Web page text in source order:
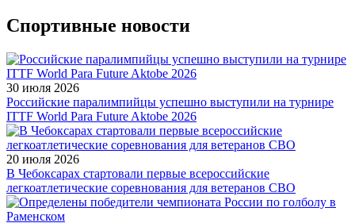
Спортивные новости
30 июля 2026
Российские паралимпийцы успешно выступили на турнире
ITTF World Para Future Aktobe 2026
20 июля 2026
В Чебоксарах стартовали первые всероссийские
легкоатлетические соревнования для ветеранов СВО